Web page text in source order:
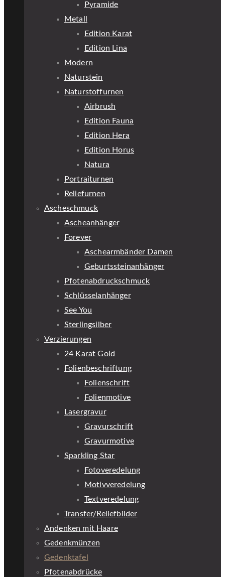
Pyramide
Metall
Edition Karat
Edition Lina
Modern
Naturstein
Naturstoffurnen
Airbrush
Edition Fauna
Edition Hera
Edition Horus
Natura
Portraiturnen
Reliefurnen
Ascheschmuck
Ascheanhänger
Forever
Aschearmbänder Damen
Geburtssteinanhänger
Pfotenabdruckschmuck
Schlüsselanhänger
See You
Sterlingsilber
Verzierungen
24 Karat Gold
Folienbeschriftung
Folienschrift
Folienmotive
Lasergravur
Gravurschrift
Gravurmotive
Sparkling Star
Fotoveredelung
Motivveredelung
Textveredelung
Transfer/Reliefbilder
Andenken mit Haare
Gedenkmünzen
Gedenktafel
Pfotenabdrücke